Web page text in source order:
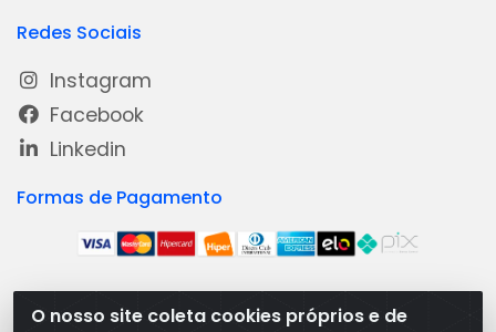
O nosso site coleta cookies próprios e de
Redes Sociais
Instagram
Facebook
Linkedin
Formas de Pagamento